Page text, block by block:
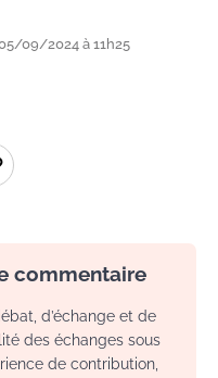
09/2024 à 11h25
commentaire
d’échange et de
des échanges sous
de contribution,